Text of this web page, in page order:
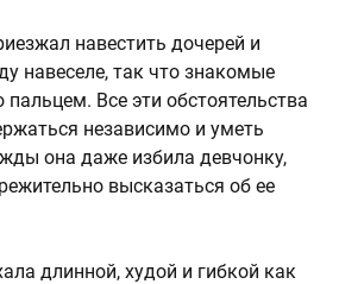
навестить дочерей и
навеселе, так что знакомые
Все эти обстоятельства
независимо и уметь
она даже избила девчонку,
высказаться об ее
длинной, худой и гибкой как